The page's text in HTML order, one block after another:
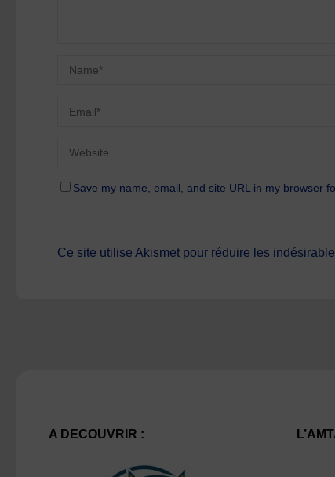
Save my name, email, and site URL in my browser
Ce site utilise Akismet pour réduire les
A DECOUVRIR :